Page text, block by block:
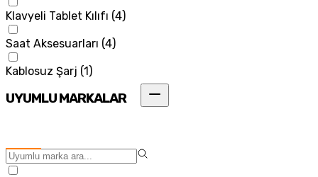
Klavyeli Tablet Kılıfı (4)
Saat Aksesuarları (4)
Kablosuz Şarj (1)
UYUMLU MARKALAR